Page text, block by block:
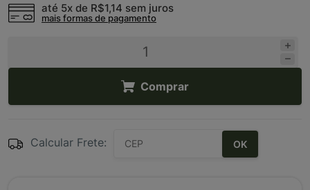
até 5x de R$1,14 sem juros
mais formas de pagamento
Comprar
Calcular Frete: OK